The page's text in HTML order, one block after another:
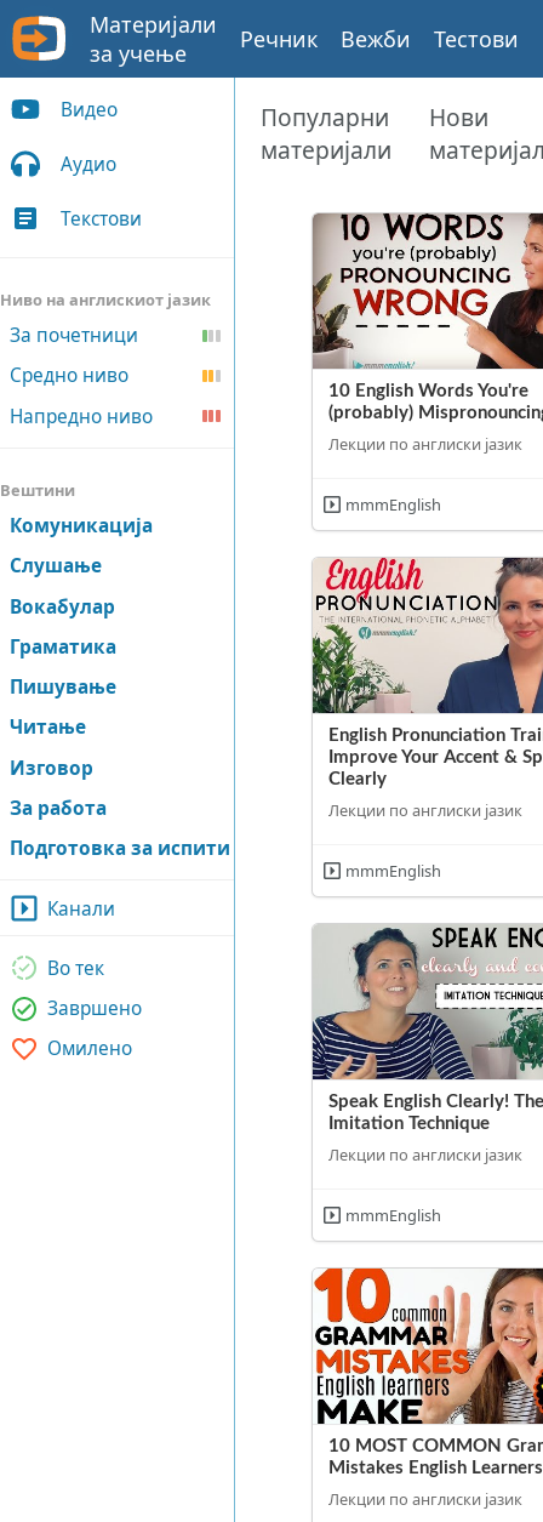
Материјали
за учење
Речник Вежби Тестови
Видео
Аудио
Текстови
Ниво на англискиот јазик
За почетници
Средно ниво
Напредно ниво
Вештини
Комуникација
Слушање
Вокабулар
Граматика
Пишување
Читање
Изговор
За работа
Подготовка за испити
Канали
Во тек
Завршено
Омилено
Популарни
материјали
Нови
10 English Words You're
(probably)
Лекции по англиски јазик
mmmEnglish
English Pronunciation
Improve Your Accent &
Clearly
Лекции по англиски јазик
mmmEnglish
Speak English Clearly! The
Imitation Technique
Лекции по англиски јазик
mmmEnglish
10 MOST COMMON
Mistakes English
Лекции по англиски јазик